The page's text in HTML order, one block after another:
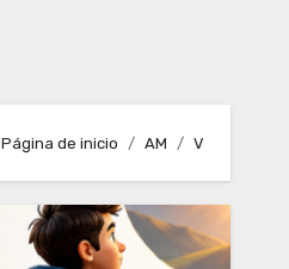
Página de inicio AM V